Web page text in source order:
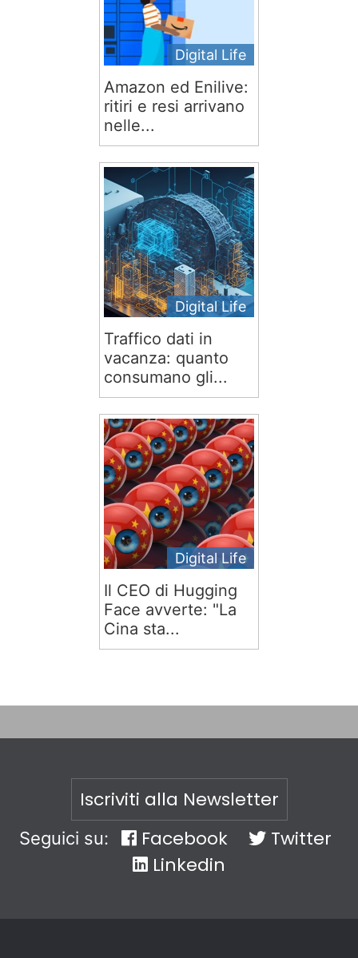
Digital Life
Amazon ed Enilive:
ritiri e resi arrivano
nelle...
Digital Life
Traffico dati in
vacanza: quanto
consumano gli...
Digital Life
Il CEO di Hugging
Face avverte: "La
Cina sta...
Iscriviti alla Newsletter
Seguici su: Facebook
Twitter
Linkedin